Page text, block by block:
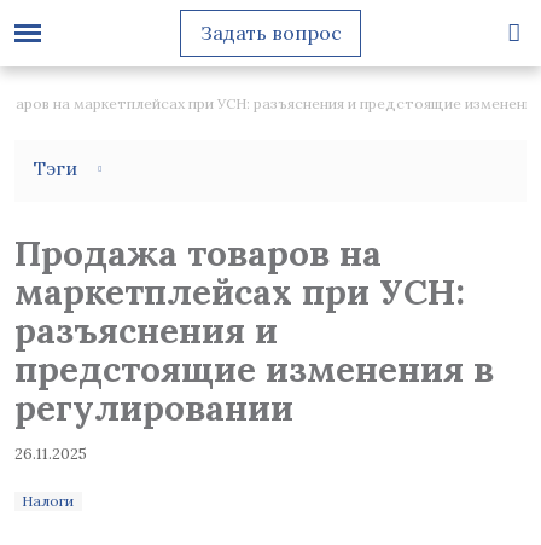
Задать вопрос
на маркетплейсах при УСН: разъяснения и предстоящие изменения
Продажа товаров на
маркетплейсах при УСН:
разъяснения и
предстоящие изменения в
регулировании
26.11.2025
Налоги
Тэги